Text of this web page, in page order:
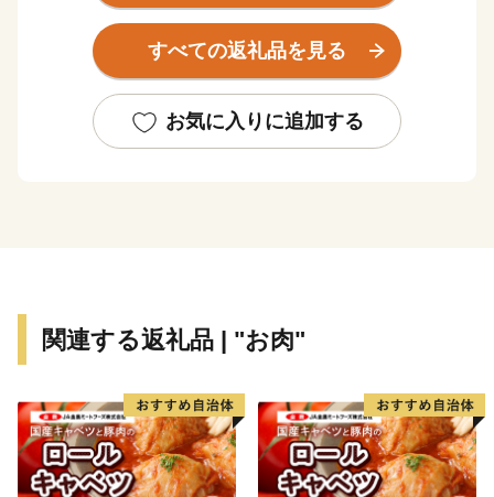
も多く残り、往時の面影を今にとどめています。江の川
を通じた地域間のつながりも深く、平成16年に同じ江の
良質な粘土層に恵まれていることから、日本三大瓦の一
すべての返礼品を見る
お気に入りに追加する
関連する返礼品 | "お肉"